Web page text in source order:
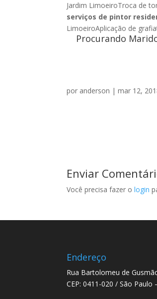
Jardim LimoeiroTroca de
serviços de pintor
LimoeiroAplicação de
Procurando
por anderson |mar 12,
Enviar
Você precisa fazer ologin
Endereço
Rua Bartolomeu de
CEP: 0411-020 / São Paulo